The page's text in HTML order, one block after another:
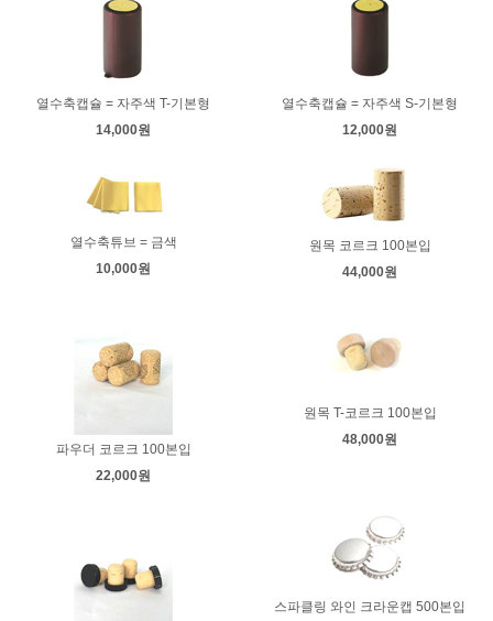
열수축캡슐 = 자주색 T-기본형
14,000원
열수축캡슐 = 자주색 S-기본형
12,000원
열수축튜브 = 금색
10,000원
원목 코르크 100본입
44,000원
파우더 코르크 100본입
22,000원
원목 T-코르크 100본입
48,000원
스파클링 와인 크라운캡 500본입